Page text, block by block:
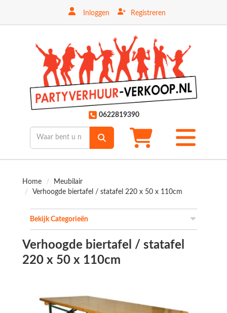
Inloggen Registreren
0622819390
Toggle
menu
Home
Meubilair
Verhoogde biertafel / statafel 220 x 50 x 110cm
Bekijk Categorieën
Verhoogde biertafel / statafel
220 x 50 x 110cm